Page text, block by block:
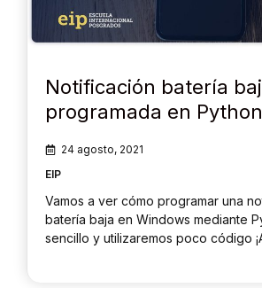
Notificación batería
programada en Python
24 agosto, 2021
EIP
Vamos a ver cómo programar una
batería baja en Windows mediante
sencillo y utilizaremos poco código